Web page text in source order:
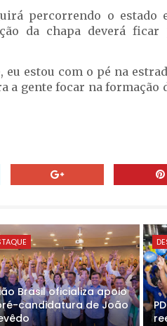
percorrendo o estado
da chapa deverá
eu estou com o pé na
a gente focar na
Brasil oficializa apoio
candidatura de João